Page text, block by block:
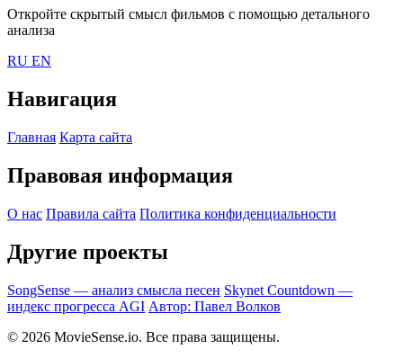
Откройте скрытый смысл фильмов с помощью детального
анализа
RU EN
Навигация
Главная Карта сайта
Правовая информация
О нас Правила сайта Политика конфиденциальности
Другие проекты
SongSense — анализ смысла песен Skynet Countdown —
индекс прогресса AGI Автор: Павел Волков
© 2026 MovieSense.io. Все права защищены.